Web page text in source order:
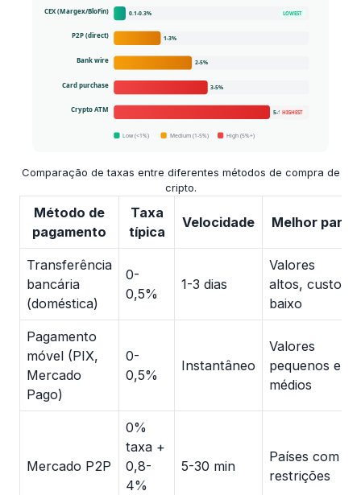
Comparação de taxas entre diferentes métodos de compra de
cripto.
Método de
pagamento
Taxa
típica
Velocidade Melhor para
Transferência
bancária
(doméstica)
0-
0,5%
1-3 dias
Valores
altos, custo
baixo
Pagamento
móvel (PIX,
Mercado
Pago)
0-
0,5%
Instantâneo
Valores
pequenos e
médios
Mercado P2P
0%
taxa +
0,8-
4%
5-30 min
Países com
restrições